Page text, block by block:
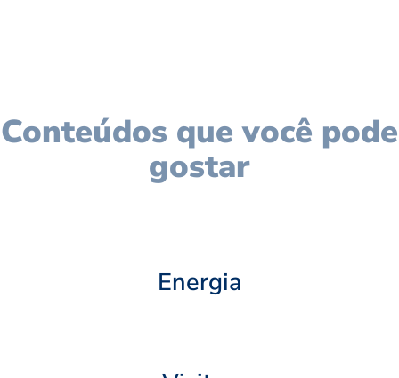
Conteúdos que você pode
gostar
Energia